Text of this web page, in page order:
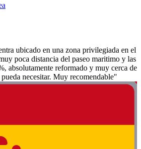
ubicado en una zona privilegiada en el
poca distancia del paseo maritimo y las
absolutamente reformado y muy cerca de
necesitar. Muy recomendable"